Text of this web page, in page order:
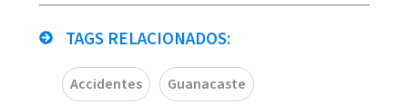
TAGS RELACIONADOS:
Accidentes Guanacaste